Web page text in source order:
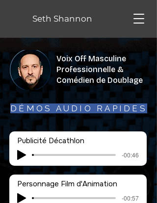
Seth Shannon
Voix Off Masculine
Professionnelle &
Comédien de Doublage
DÉMOS AUDIO RAPIDES
Publicité Décathlon
-00:46
Personnage Film d'Animation
-00:57